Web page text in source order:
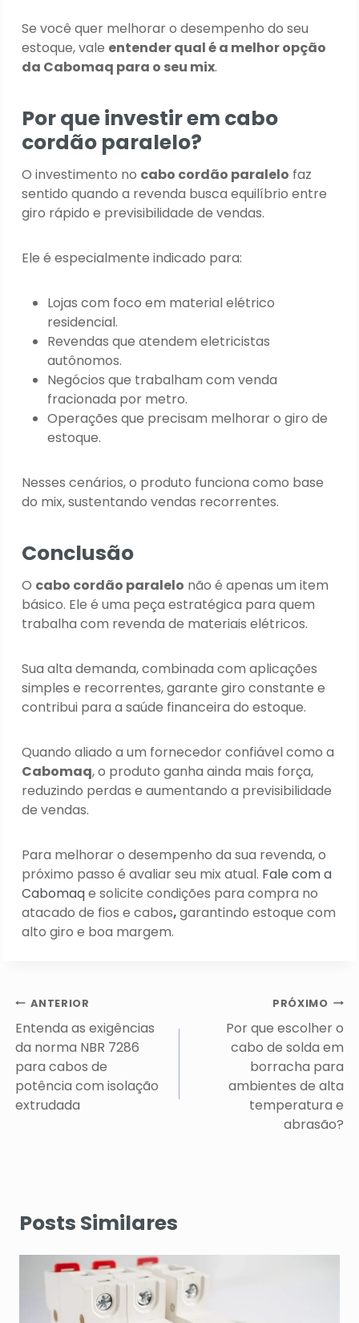
Se você quer melhorar o desempenho do seu
estoque, vale entender qual é a melhor opção
da Cabomaq para o seu mix.
Por que investir em cabo
cordão paralelo?
O investimento no cabo cordão paralelo faz
sentido quando a revenda busca equilíbrio entre
giro rápido e previsibilidade de vendas.
Ele é especialmente indicado para:
Lojas com foco em material elétrico
residencial.
Revendas que atendem eletricistas
autônomos.
Negócios que trabalham com venda
fracionada por metro.
Operações que precisam melhorar o giro de
estoque.
Nesses cenários, o produto funciona como base
do mix, sustentando vendas recorrentes.
Conclusão
O cabo cordão paralelo não é apenas um item
básico. Ele é uma peça estratégica para quem
trabalha com revenda de materiais elétricos.
Sua alta demanda, combinada com aplicações
simples e recorrentes, garante giro constante e
contribui para a saúde financeira do estoque.
Quando aliado a um fornecedor confiável como a
Cabomaq, o produto ganha ainda mais força,
reduzindo perdas e aumentando a previsibilidade
de vendas.
Para melhorar o desempenho da sua revenda, o
próximo passo é avaliar seu mix atual. Fale com a
Cabomaqe solicite condições para compra no
atacado de fios e cabos,garantindo estoque com
alto giro e boa margem.
Navegação
de
Post
ANTERIOR
Entenda as exigências
da norma NBR 7286
para cabos de
potência com isolação
extrudada
PRÓXIMO
Por que escolher o
cabo de solda em
borracha para
ambientes de alta
temperatura e
abrasão?
Posts Similares